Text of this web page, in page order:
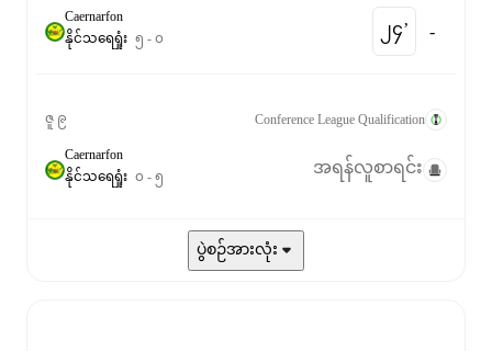
Caernarfon
နိုင်သရေရှုံး ၅ - ၀ ၂၄‎’‎ -
ဇူ ၉ Conference League Qualification
Caernarfon
နိုင်သရေရှုံး ၀ - ၅ အရန်လူစာရင်း
ပွဲစဉ်အားလုံး